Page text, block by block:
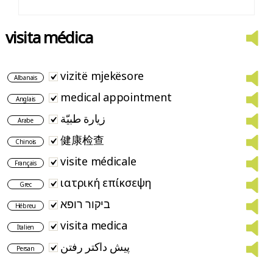
visita médica
Albanais vizitë mjekësore
Anglais medical appointment
Arabe زيارة طبيّة
Chinois 健康检查
Français visite médicale
Grec ιατρική επίκσεψη
Hébreu ביקור רופא
Italien visita medica
Persan پیش داکتر رفتن